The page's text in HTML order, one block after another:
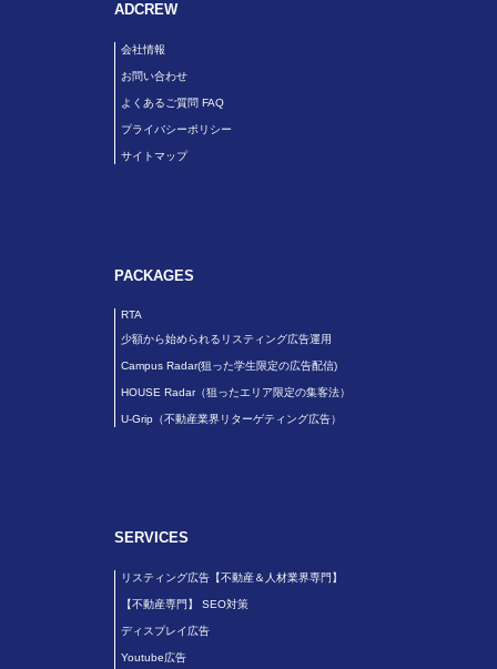
ADCREW
会社情報
お問い合わせ
よくあるご質問 FAQ
プライバシーポリシー
サイトマップ
PACKAGES
RTA
少額から始められるリスティング広告運用
Campus Radar(狙った学生限定の広告配信)
HOUSE Radar（狙ったエリア限定の集客法）
U-Grip（不動産業界リターゲティング広告）
SERVICES
リスティング広告【不動産＆人材業界専門】
【不動産専門】 SEO対策
ディスプレイ広告
Youtube広告